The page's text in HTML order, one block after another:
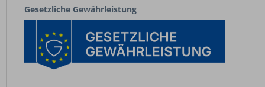
Gesetzliche Gewährleistung